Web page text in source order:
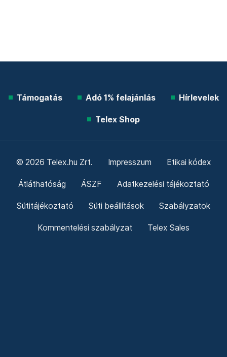
Támogatás Adó 1% felajánlás Hírlevelek
Telex Shop
© 2026 Telex.hu Zrt. Impresszum Etikai kódex
Átláthatóság ÁSZF Adatkezelési tájékoztató
Sütitájékoztató Süti beállítások Szabályzatok
Kommentelési szabályzat Telex Sales